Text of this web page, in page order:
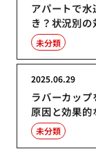
アパートで水
き？状況別の
未分類
ラバーカッ
原因と効果的
2025.06.29
未分類